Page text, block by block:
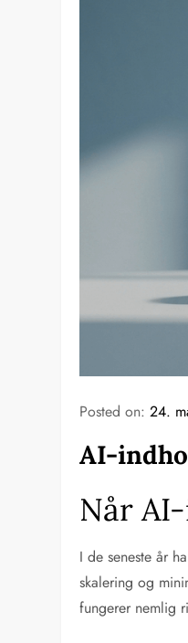
Posted on:24.
AI-
Når
I de seneste år
skalering og
fungerer nemlig